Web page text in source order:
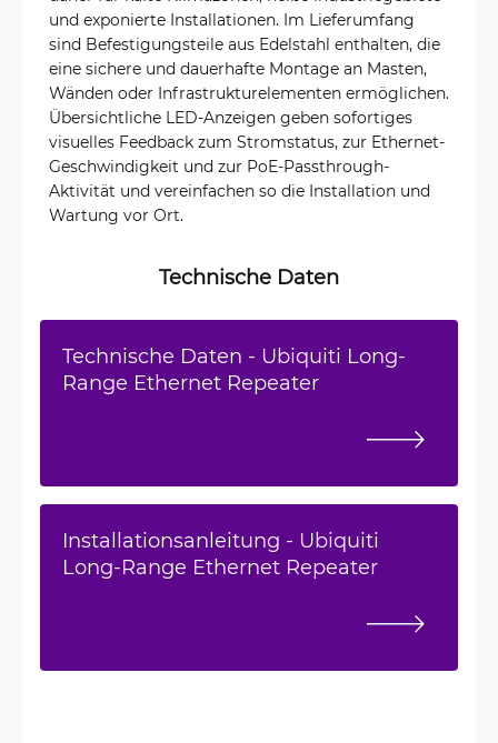
und exponierte Installationen. Im Lieferumfang
sind Befestigungsteile aus Edelstahl enthalten, die
eine sichere und dauerhafte Montage an Masten,
Wänden oder Infrastrukturelementen ermöglichen.
Übersichtliche LED-Anzeigen geben sofortiges
visuelles Feedback zum Stromstatus, zur Ethernet-
Geschwindigkeit und zur PoE-Passthrough-
Aktivität und vereinfachen so die Installation und
Wartung vor Ort.
Technische Daten
Technische Daten - Ubiquiti Long-
Range Ethernet Repeater
Installationsanleitung - Ubiquiti
Long-Range Ethernet Repeater